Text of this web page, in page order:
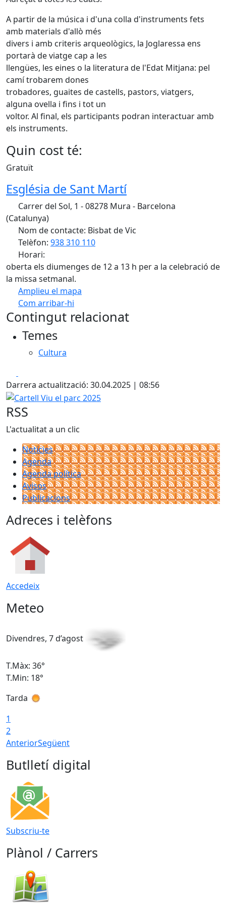
A partir de la música i d'una colla d'instruments fets
amb materials d'allò més
divers i amb criteris arqueològics, la Joglaressa ens
portarà de viatge cap a les
llengües, les eines o la literatura de l'Edat Mitjana: pel
camí trobarem dones
trobadores, guaites de castells, pastors, viatgers,
alguna ovella i fins i tot un
voltor. Al final, els participants podran interactuar amb
els instruments.
Quin cost té:
Gratuït
Església de Sant Martí
Carrer del Sol, 1 - 08278 Mura - Barcelona
(Catalunya)
Nom de contacte: Bisbat de Vic
Telèfon: 938 310 110
Horari:
oberta els diumenges de 12 a 13 h per a la celebració de
la missa setmanal.
Amplieu el mapa
Com arribar-hi
+
Contingut relacionat
Temes
Cultura
Darrera actualització: 30.04.2025 | 08:56
Cartell Viu el parc 2025
RSS
L'actualitat a un clic
Notícies
Agenda
Agenda política
Avisos
Publicacions
Adreces i telèfons
Accedeix
Meteo
Divendres, 7 d’agost
T.Màx: 36°
T.Min: 18°
Tarda
1
2
AnteriorSegüent
Butlletí digital
Subscriu-te
Plànol / Carrers